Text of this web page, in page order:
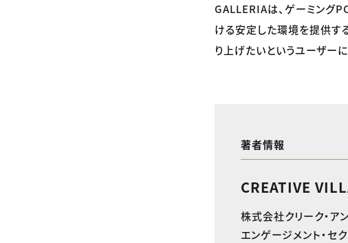
GALLERIAは、ゲーミング
ける安定した環境を提供す
り上げたいというユーザー
著者情報
CREATIVE
株式会社クリーク・ア
エンゲージメント・セ